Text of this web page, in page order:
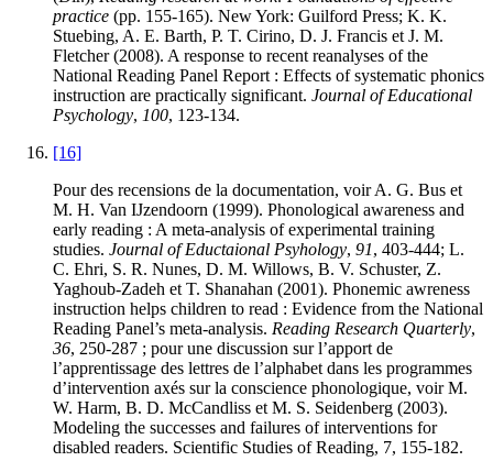
practice (pp. 155-165). New York: Guilford Press; K. K.
Stuebing, A. E. Barth, P. T. Cirino, D. J. Francis et J. M.
Fletcher (2008). A response to recent reanalyses of the
National Reading Panel Report : Effects of systematic phonics
instruction are practically significant. Journal of Educational
Psychology, 100, 123-134.
[16]
Pour des recensions de la documentation, voir A. G. Bus et
M. H. Van IJzendoorn (1999). Phonological awareness and
early reading : A meta-analysis of experimental training
studies. Journal of Eductaional Psyhology, 91, 403-444; L.
C. Ehri, S. R. Nunes, D. M. Willows, B. V. Schuster, Z.
Yaghoub-Zadeh et T. Shanahan (2001). Phonemic awreness
instruction helps children to read : Evidence from the National
Reading Panel’s meta-analysis. Reading Research Quarterly,
36, 250-287 ; pour une discussion sur l’apport de
l’apprentissage des lettres de l’alphabet dans les programmes
d’intervention axés sur la conscience phonologique, voir M.
W. Harm, B. D. McCandliss et M. S. Seidenberg (2003).
Modeling the successes and failures of interventions for
disabled readers. Scientific Studies of Reading, 7, 155-182.